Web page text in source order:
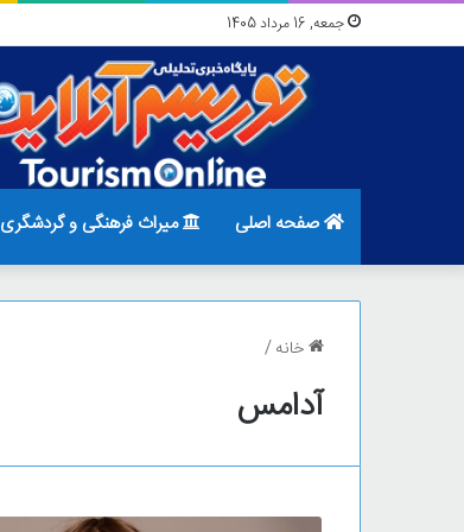
جمعه, 16 مرداد 1405
صفحه اصلی میراث فرهنگی و گردشگری
خانه/
آدامس